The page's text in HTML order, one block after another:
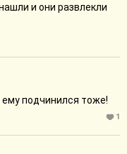
и они развлекли
подчинился тоже!
1